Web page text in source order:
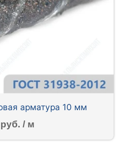
арматура 10 мм
/ м